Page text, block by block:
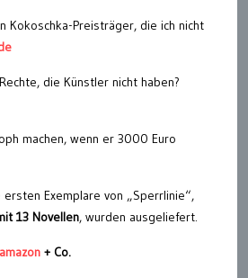
Kokoschka-Preisträger, die ich nicht
die Künstler nicht haben?
machen, wenn er 3000 Euro
ersten Exemplare von „Sperrlinie“,
13 Novellen, wurden ausgeliefert.
amazon + Co.